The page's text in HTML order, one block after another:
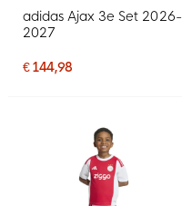
adidas Ajax 3e Set 2026-
2027
€ 144,98